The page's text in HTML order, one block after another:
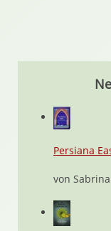
Persiana
von